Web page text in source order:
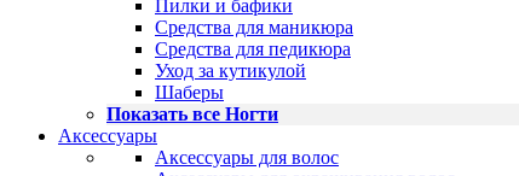
Пилки и бафики
Средства для маникюра
Средства для педикюра
Уход за кутикулой
Шаберы
Показать все Ногти
Аксессуары
Аксессуары для волос